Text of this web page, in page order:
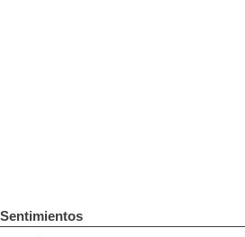
Sentimientos